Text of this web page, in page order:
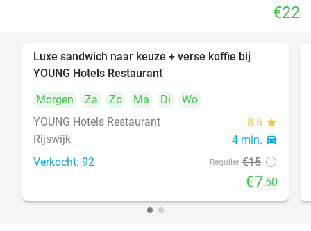
€22
Luxe sandwich naar keuze + verse koffie bij
YOUNG Hotels Restaurant
Morgen
Za Zo Ma Di
Wo
YOUNG Hotels Restaurant
8.6 star
Rijswijk 4 min. directions_car
Verkocht: 92 Regulier €15
€7,50